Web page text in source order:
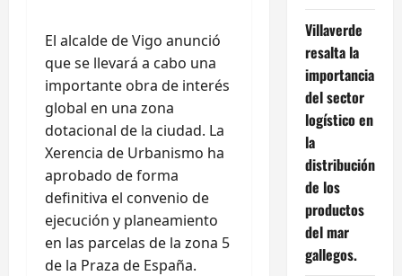
El alcalde de Vigo anunció
que se llevará a cabo una
importante obra de interés
global en una zona
dotacional de la ciudad. La
Xerencia de Urbanismo ha
aprobado de forma
definitiva el convenio de
ejecución y planeamiento
en las parcelas de la zona 5
de la Praza de España.
Villaverde
resalta la
importancia
del sector
logístico en
la
distribución
de los
productos
del mar
gallegos.